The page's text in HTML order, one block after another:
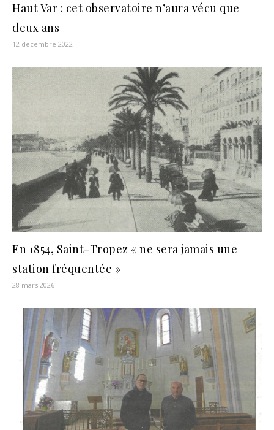
Haut Var : cet observatoire n’aura vécu que
deux ans
12 décembre 2022
En 1854, Saint-Tropez « ne sera jamais une
station fréquentée »
28 mars 2026